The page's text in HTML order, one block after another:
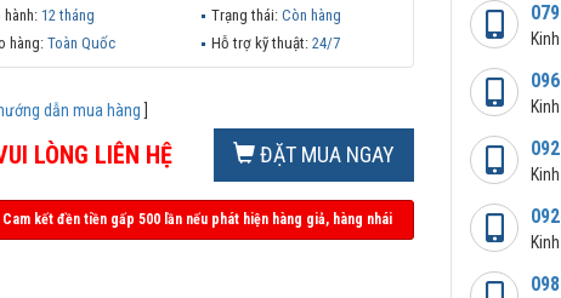
hành: 12 tháng Trạng thái:Còn hàng
hàng: Toàn Quốc Hỗ trợ kỹ thuật:24/7
dẫn mua hàng
LÒNG LIÊN HỆ ĐẶT MUA NGAY
Cam kết đền tiền gấp 500 lần nếu phát hiện hàng giả, hàng nhái